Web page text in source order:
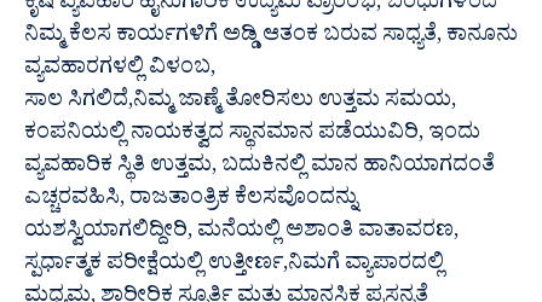
ನಿಮ್ಮ ಕೆಲಸ ಕಾರ್ಯಗಳಿಗೆ ಅಡ್ಡಿ ಆತಂಕ ಬರುವ ಸಾಧ್ಯತೆ, ಕಾನೂನು
ವ್ಯವಹಾರಗಳಲ್ಲಿ ವಿಳಂಬ,
ಸಾಲ ಸಿಗಲಿದೆ,ನಿಮ್ಮ ಜಾಣ್ಮೆ ತೋರಿಸಲು ಉತ್ತಮ ಸಮಯ,
ಕಂಪನಿಯಲ್ಲಿ ನಾಯಕತ್ವದ ಸ್ಥಾನಮಾನ ಪಡೆಯುವಿರಿ, ಇಂದು
ವ್ಯವಹಾರಿಕ ಸ್ಥಿತಿ ಉತ್ತಮ, ಬದುಕಿನಲ್ಲಿ ಮಾನ ಹಾನಿಯಾಗದಂತೆ
ಎಚ್ಚರವಹಿಸಿ, ರಾಜತಾಂತ್ರಿಕ ಕೆಲಸವೊಂದನ್ನು
ಯಶಸ್ವಿಯಾಗಲಿದ್ದೀರಿ, ಮನೆಯಲ್ಲಿ ಅಶಾಂತಿ ವಾತಾವರಣ,
ಸ್ಪರ್ಧಾತ್ಮಕ ಪರೀಕ್ಷೆಯಲ್ಲಿ ಉತ್ತೀರ್ಣ,ನಿಮಗೆ ವ್ಯಾಪಾರದಲ್ಲಿ